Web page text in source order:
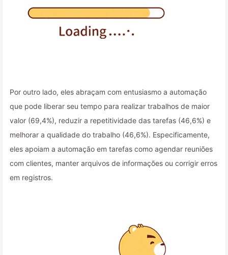
Por outro lado, eles abraçam com entusiasmo a automação
que pode liberar seu tempo para realizar trabalhos de maior
valor (69,4%), reduzir a repetitividade das tarefas (46,6%) e
melhorar a qualidade do trabalho (46,6%). Especificamente,
eles apoiam a automação em tarefas como agendar reuniões
com clientes, manter arquivos de informações ou corrigir erros
em registros.